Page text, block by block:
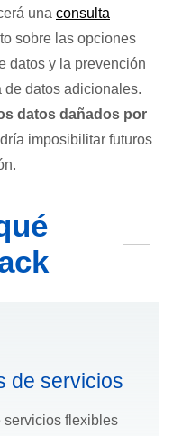
una consulta
sobre las opciones
datos y la prevención
datos adicionales.
datos dañados por
imposibilitar futuros
de servicios
servicios flexibles